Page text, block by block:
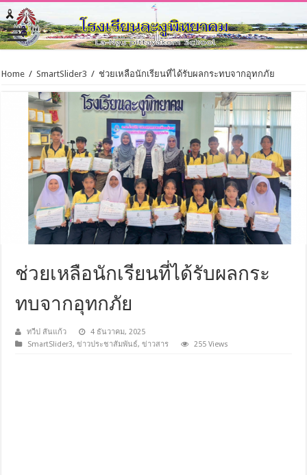
Home / SmartSlider3 / ช่วยเหลือนักเรียนที่ได้รับผลกระทบจากอุทกภัย
ช่วยเหลือนักเรียนที่ได้รับผลกระ
ทบจากอุทกภัย
ทวีป สันแก้ว
4 ธันวาคม, 2025
SmartSlider3,ข่าวประชาสัมพันธ์,ข่าวสาร 255 Views